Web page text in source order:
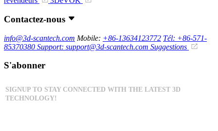
Contactez-nous
info@3d-scantech.com Mobile: +86-13634123772 Tél: +86-571-
85370380 Support: support@3d-scantech.com Suggestions
S'abonner